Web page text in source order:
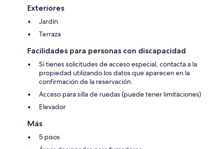
Exteriores
Jardín
Terraza
Facilidades para personas con discapacidad
Si tienes solicitudes de acceso especial, contacta a la
propiedad utilizando los datos que aparecen en la
confirmación de la reservación.
Acceso para silla de ruedas (puede tener limitaciones)
Elevador
Más
5 pisos